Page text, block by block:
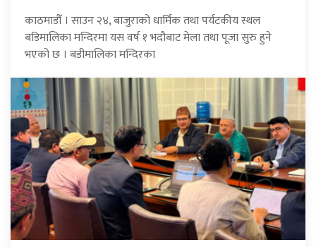
काठमाडौँ । साउन २४, बाजुराको धार्मिक तथा पर्यटकीय स्थल
बडिमालिका मन्दिरमा यस वर्ष १ भदौबाट मेला तथा पूजा सुरु हुने
भएको छ । बडीमालिका मन्दिरका